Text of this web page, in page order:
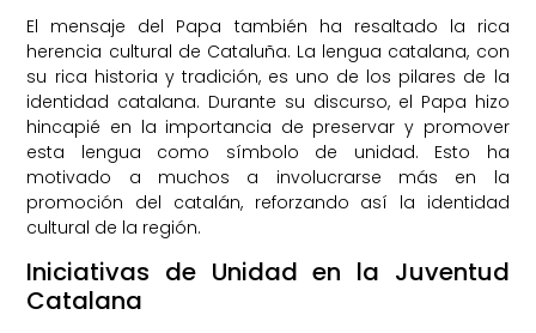
El mensaje del Papa también ha resaltado la rica
herencia cultural de Cataluña. La lengua catalana, con
su rica historia y tradición, es uno de los pilares de la
identidad catalana. Durante su discurso, el Papa hizo
hincapié en la importancia de preservar y promover
esta lengua como símbolo de unidad. Esto ha
motivado a muchos a involucrarse más en la
promoción del catalán, reforzando así la identidad
cultural de la región.
Iniciativas de Unidad en la Juventud
Catalana